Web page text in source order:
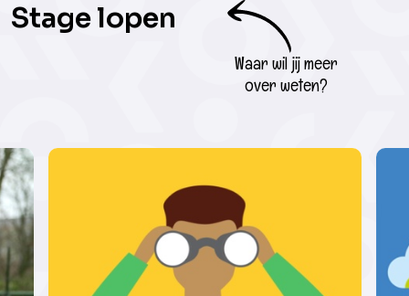
Stage lopen
Waar wil jij meer
over weten?